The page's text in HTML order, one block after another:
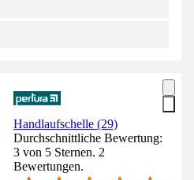
Handlaufschelle (29)
Durchschnittliche Bewertung:
3 von 5 Sternen. 2
Bewertungen.